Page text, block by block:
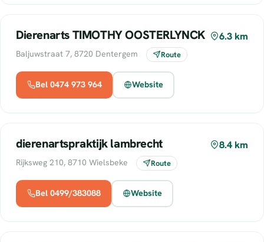
Dierenarts TIMOTHY OOSTERLYNCK 6.3 km
Baljuwstraat 7, 8720 Dentergem Route
Bel 0474 973 964 Website
dierenartspraktijk lambrecht 8.4 km
Rijksweg 210, 8710 Wielsbeke Route
Bel 0499/383088 Website